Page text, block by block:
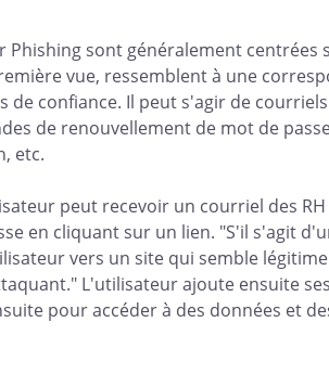
Phishing sont généralement centrées
vue, ressemblent à une
de confiance. Il peut s'agir de
de renouvellement de mot de
etc.
peut recevoir un courriel des
en cliquant sur un lien. "S'il s'agit
vers un site qui semble
L'utilisateur ajoute ensuite
pour accéder à des données et